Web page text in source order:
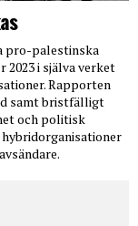
pro-palestinska
2023 i själva verket
Rapporten
samt bristfälligt
och politisk